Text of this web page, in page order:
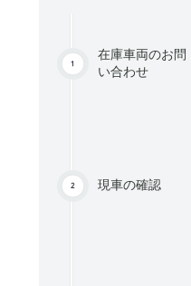
在庫車両のお問
い合わせ
現車の確認